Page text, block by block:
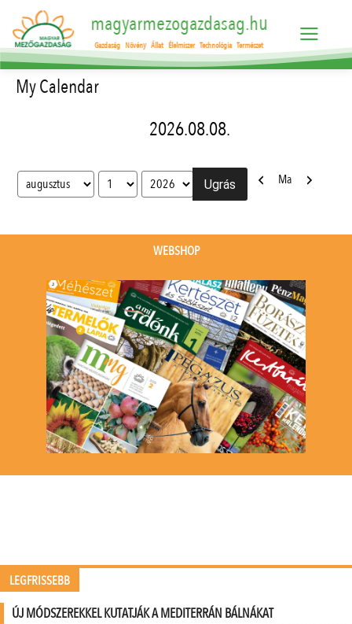
magyarmezogazdasag.hu
Gazdaság Növény Állat Élelmiszer Technológia Természet
My Calendar
2026.08.08.
Hónap
Nap
Év
Előző
Ma Következő
WEBSHOP
LEGFRISSEBB
ÚJ MÓDSZEREKKEL KUTATJÁK A MEDITERRÁN BÁLNÁKAT